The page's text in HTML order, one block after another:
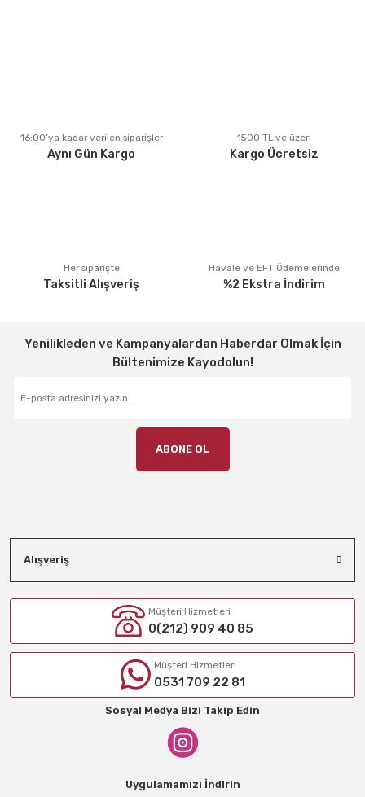
Ürün fiyatı diğer sitelerden daha pahalı.
Bu ürüne benzer farklı alternatifler olmalı.
16:00’ya kadar verilen siparişler
Aynı Gün Kargo
1500 TL ve üzeri
Kargo Ücretsiz
Her siparişte
Taksitli Alışveriş
Havale ve EFT Ödemelerinde
%2 Ekstra İndirim
Yenilikleden ve Kampanyalardan Haberdar Olmak İçin
Bültenimize Kayodolun!
ABONE OL
Alışveriş
Müşteri Hizmetleri
0(212) 909 40 85
Müşteri Hizmetleri
0531 709 22 81
Sosyal Medya Bizi Takip Edin
Uygulamamızı İndirin